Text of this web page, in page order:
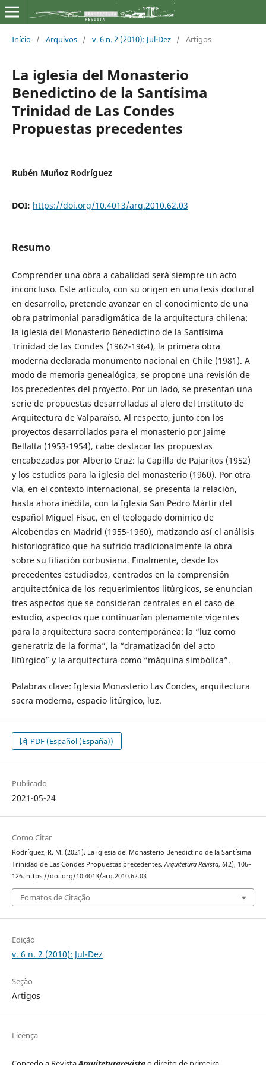
Início / Arquivos / v. 6 n. 2 (2010): Jul-Dez / Artigos
La iglesia del Monasterio
Benedictino de la Santísima
Trinidad de Las Condes
Propuestas precedentes
Rubén Muñoz Rodríguez
DOI: https://doi.org/10.4013/arq.2010.62.03
Resumo
Comprender una obra a cabalidad será siempre un acto
inconcluso. Este artículo, con su origen en una tesis doctoral
en desarrollo, pretende avanzar en el conocimiento de una
obra patrimonial paradigmática de la arquitectura chilena:
la iglesia del Monasterio Benedictino de la Santísima
Trinidad de las Condes (1962-1964), la primera obra
moderna declarada monumento nacional en Chile (1981). A
modo de memoria genealógica, se propone una revisión de
los precedentes del proyecto. Por un lado, se presentan una
serie de propuestas desarrolladas al alero del Instituto de
Arquitectura de Valparaíso. Al respecto, junto con los
proyectos desarrollados para el monasterio por Jaime
Bellalta (1953-1954), cabe destacar las propuestas
encabezadas por Alberto Cruz: la Capilla de Pajaritos (1952)
y los estudios para la iglesia del monasterio (1960). Por otra
vía, en el contexto internacional, se presenta la relación,
hasta ahora inédita, con la Iglesia San Pedro Mártir del
español Miguel Fisac, en el teologado dominico de
Alcobendas en Madrid (1955-1960), matizando así el análisis
historiográfico que ha sufrido tradicionalmente la obra
sobre su filiación corbusiana. Finalmente, desde los
precedentes estudiados, centrados en la comprensión
arquitectónica de los requerimientos litúrgicos, se enuncian
tres aspectos que se consideran centrales en el caso de
estudio, aspectos que continuarían plenamente vigentes
para la arquitectura sacra contemporánea: la “luz como
generatriz de la forma”, la “dramatización del acto
litúrgico” y la arquitectura como “máquina simbólica”.
Palabras clave: Iglesia Monasterio Las Condes, arquitectura
sacra moderna, espacio litúrgico, luz.
PDF (Español (España))
Publicado
2021-05-24
Como Citar
Rodríguez, R. M. (2021). La iglesia del Monasterio Benedictino de la Santísima
Trinidad de Las Condes Propuestas precedentes.Arquitetura Revista, 6(2), 106–
126. https://doi.org/10.4013/arq.2010.62.03
Fomatos de Citação
Edição
v. 6 n. 2 (2010): Jul-Dez
Seção
Artigos
Licença